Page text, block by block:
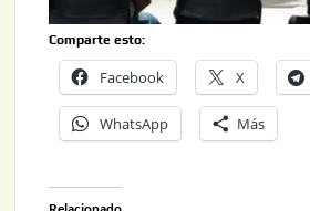
Comparte esto:
Facebook X
WhatsApp Más